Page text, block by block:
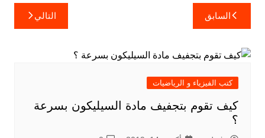
تصفّح
المقالات
السابق التالي
كتب الفيزياء و الرياضيات
كيف تقوم بتجفيف مادة السيليكون بسرعة
؟